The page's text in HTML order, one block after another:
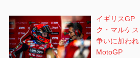
イギリス
ク・マルケ
争いに加われ
MotoGP